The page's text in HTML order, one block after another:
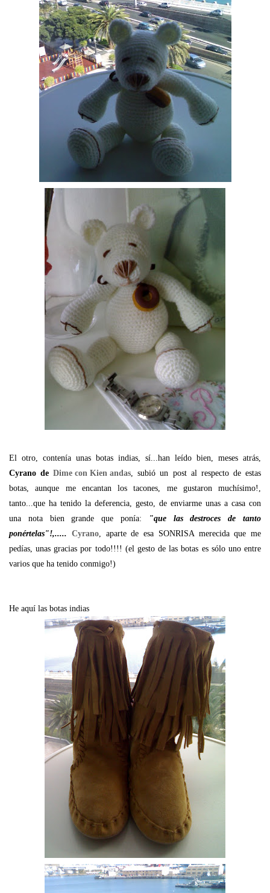
El otro, contenía unas botas indias, sí...han leído bien, meses atrás,
Cyrano deDime con Kien andas , subió un post al respecto de estas
botas, aunque me encantan los tacones, me gustaron muchísimo!,
tanto...que ha tenido la deferencia, gesto, de enviarme unas a casa con
una nota bien grande que ponía:
"que las destroces de tanto
ponértelas"!,..... Cyrano, aparte de esa SONRISA merecida que me
pedías, unas gracias por todo!!!! (el gesto de las botas es sólo uno entre
varios que ha tenido conmigo!)
He aquí las botas indias